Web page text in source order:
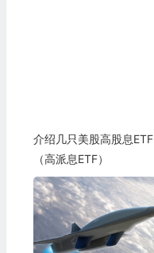
介绍几只美股高股息ETF
（高派息ETF）